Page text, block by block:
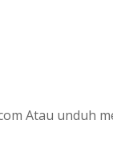
Atau unduh